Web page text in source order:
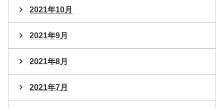
2021年10月
2021年9月
2021年8月
2021年7月